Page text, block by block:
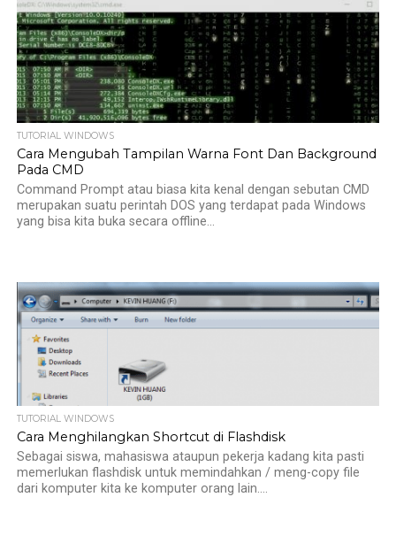
TUTORIAL WINDOWS
Cara Mengubah Tampilan Warna Font Dan Background
Pada CMD
Command Prompt atau biasa kita kenal dengan sebutan CMD
merupakan suatu perintah DOS yang terdapat pada Windows
yang bisa kita buka secara offline...
TUTORIAL WINDOWS
Cara Menghilangkan Shortcut di Flashdisk
Sebagai siswa, mahasiswa ataupun pekerja kadang kita pasti
memerlukan flashdisk untuk memindahkan / meng-copy file
dari komputer kita ke komputer orang lain....